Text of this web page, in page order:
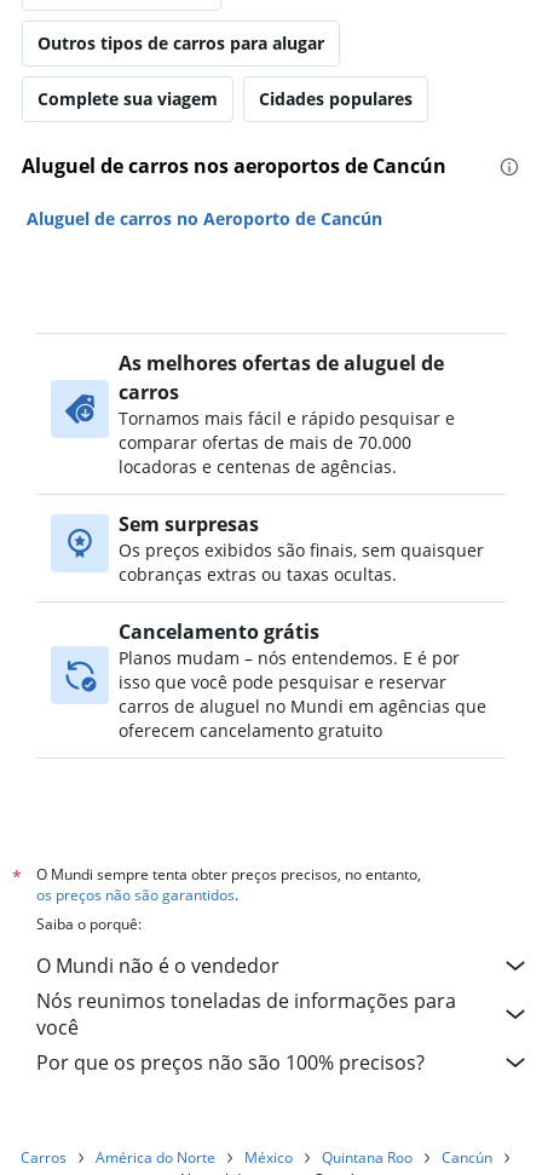
Outros tipos de carros para alugar
Complete sua viagem Cidades populares
Aluguel de carros nos aeroportos de Cancún
Aluguel de carros no Aeroporto de Cancún
As melhores ofertas de aluguel de
carros
Tornamos mais fácil e rápido pesquisar e
comparar ofertas de mais de 70.000
locadoras e centenas de agências.
Sem surpresas
Os preços exibidos são finais, sem quaisquer
cobranças extras ou taxas ocultas.
Cancelamento grátis
Planos mudam – nós entendemos. E é por
isso que você pode pesquisar e reservar
carros de aluguel no Mundi em agências que
oferecem cancelamento gratuito
*
O Mundi sempre tenta obter preços precisos, no entanto,
os preços não são garantidos.
Saiba o porquê:
O Mundi não é o vendedor
Nós reunimos toneladas de informações para
você
Por que os preços não são 100% precisos?
Carros América do Norte México Quintana Roo
Cancún